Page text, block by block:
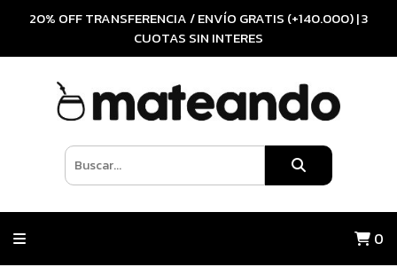
20% OFF TRANSFERENCIA / ENVÍO GRATIS (+140.000) | 3
CUOTAS SIN INTERES
0